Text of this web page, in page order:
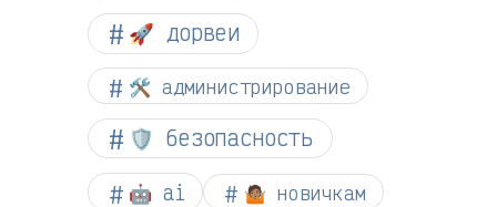
🚀 дорвеи
🛠️ администрирование
🛡️ безопасность
🤖 ai 🤷🏽 новичкам